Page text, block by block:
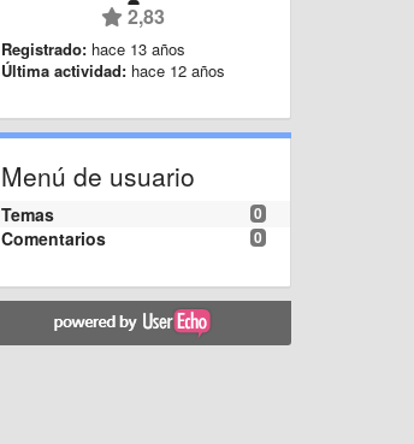
2,83
Registrado: hace 13 años
Última actividad: hace 12 años
Menú de usuario
0
Temas
0
Comentarios